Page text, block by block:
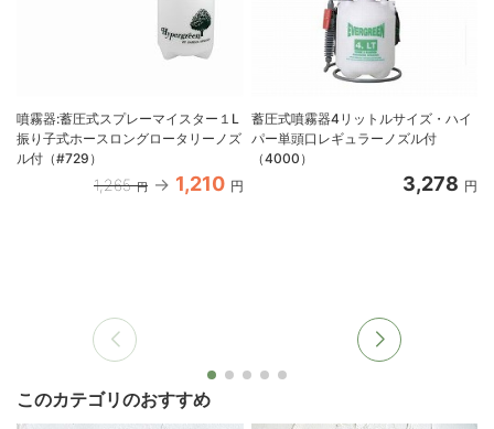
噴霧器:蓄圧式スプレーマイスター１L
振り子式ホースロングロータリーノズ
ル付（#729）
1,265 円 1,210 円
蓄圧式噴霧器4リットルサイズ・ハイ
パー単頭口レギュラーノズル付
（4000）
3,278 円
このカテゴリのおすすめ